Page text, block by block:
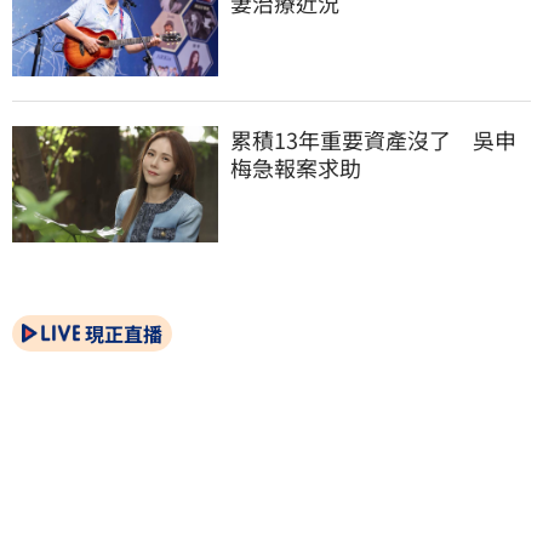
累積13年重要資產沒了　吳申
梅急報案求助
現正直播